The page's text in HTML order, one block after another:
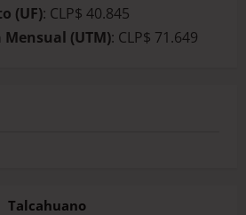
(UF): CLP$ 40.845
(UTM): CLP$ 71.649
Talcahuano